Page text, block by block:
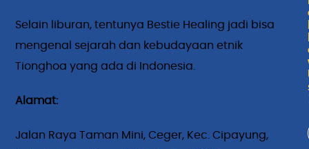
Selain liburan, tentunya Bestie Healing jadi bisa
mengenal sejarah dan kebudayaan etnik
Tionghoa yang ada di Indonesia.
Alamat:
Jalan Raya Taman Mini, Ceger, Kec. Cipayung,